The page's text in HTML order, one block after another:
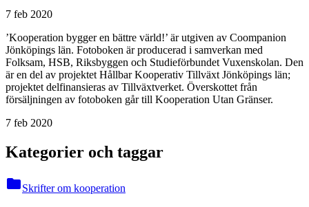
7 feb 2020
’Kooperation bygger en bättre värld!’ är utgiven av Coompanion
Jönköpings län. Fotoboken är producerad i samverkan med
Folksam, HSB, Riksbyggen och Studieförbundet Vuxenskolan. Den
är en del av projektet Hållbar Kooperativ Tillväxt Jönköpings län;
projektet delfinansieras av Tillväxtverket. Överskottet från
försäljningen av fotoboken går till Kooperation Utan Gränser.
7 feb 2020
Kategorier och taggar
folderSkrifter om kooperation